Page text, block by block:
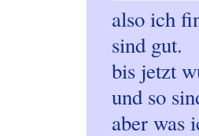
also ich
sind gut.
bis jetzt
und so
aber was